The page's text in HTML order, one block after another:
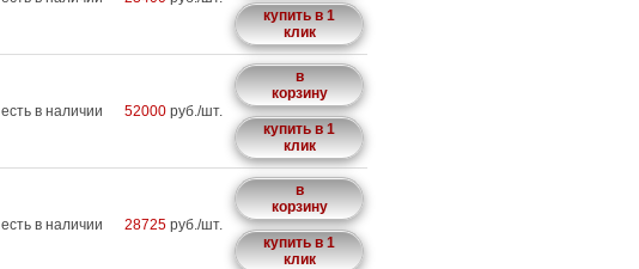
купить в 1
клик
есть в наличии 52000 руб./шт.
в
корзину
купить в 1
клик
есть в наличии 28725 руб./шт.
в
корзину
купить в 1
клик